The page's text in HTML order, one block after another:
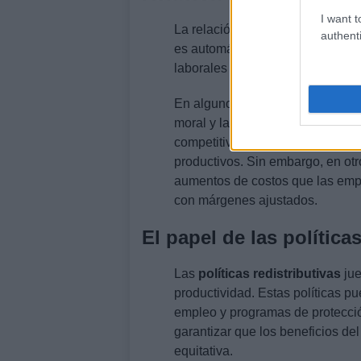
I want
La relación entre
es automática y depende de
laborales y el contexto
En algunos casos, salarios más
moral y la retención de
competitivos y beneficios
productivos. Sin embargo, en
aumentos de costos que las
con márgenes ajustados.
El papel de las
Las políticas redistributivas
productividad. Estas políticas
empleo y programas de
garantizar que los beneficios
equitativa.